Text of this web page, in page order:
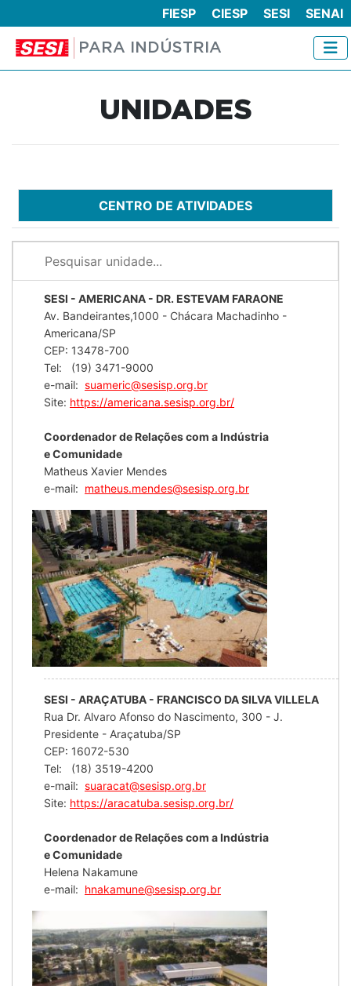
FIESP CIESP SESI SENAI
PARA INDÚSTRIA
UNIDADES
CENTRO DE ATIVIDADES
SESI - AMERICANA - DR. ESTEVAM FARAONE
Av. Bandeirantes,1000 - Chácara Machadinho -
Americana/SP
CEP: 13478-700
Tel: (19) 3471-9000
e-mail: suameric@sesisp.org.br
Site: https://americana.sesisp.org.br/
Coordenador de Relações com a Indústria
e Comunidade
Matheus Xavier Mendes
e-mail: matheus.mendes@sesisp.org.br
SESI - ARAÇATUBA - FRANCISCO DA SILVA VILLELA
Rua Dr. Alvaro Afonso do Nascimento, 300 - J.
Presidente - Araçatuba/SP
CEP: 16072-530
Tel: (18) 3519-4200
e-mail: suaracat@sesisp.org.br
Site: https://aracatuba.sesisp.org.br/
Coordenador de Relações com a Indústria
e Comunidade
Helena Nakamune
e-mail: hnakamune@sesisp.org.br